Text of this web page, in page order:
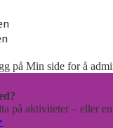
på Min side for å
på aktiviteter – eller